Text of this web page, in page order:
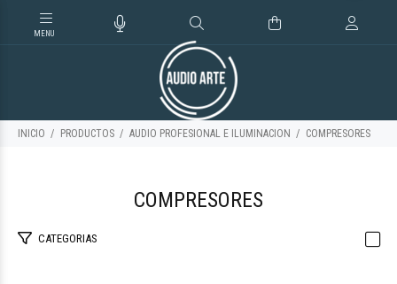
INICIO PRODUCTOS AUDIO PROFESIONAL E ILUMINACION COMPRESORES
COMPRESORES
CATEGORIAS